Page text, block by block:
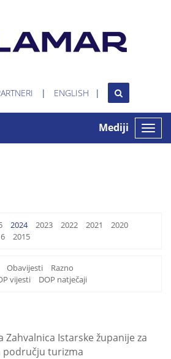
ENGLISH
Toggle
Mediji
2024 2023 2022 2021
2020
2015
Obavijesti
Razno
vijesti DOP natječaji
Istarske županije za
području turizma